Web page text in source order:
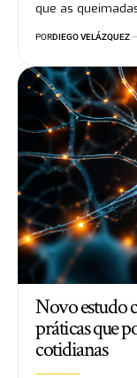
que as
PORDIEGO VELÁZQUEZ
Novo estudo
práticas que
cotidianas